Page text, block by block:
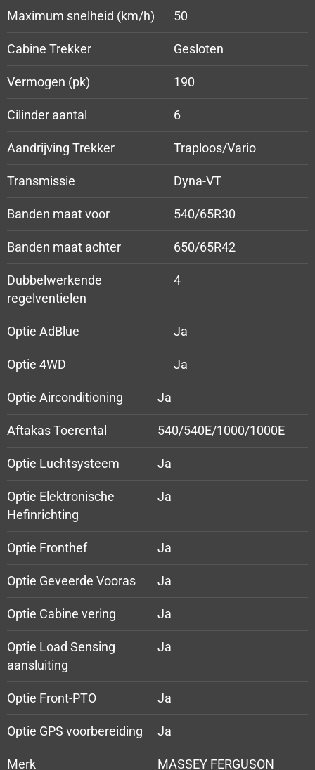
Maximum snelheid (km/h) 50
Cabine Trekker Gesloten
Vermogen (pk) 190
Cilinder aantal 6
Aandrijving Trekker Traploos/Vario
Transmissie Dyna-VT
Banden maat voor 540/65R30
Banden maat achter 650/65R42
Dubbelwerkende
regelventielen
4
Optie AdBlue Ja
Optie 4WD Ja
Optie Airconditioning Ja
Aftakas Toerental 540/540E/1000/1000E
Optie Luchtsysteem Ja
Optie Elektronische
Hefinrichting
Ja
Optie Fronthef Ja
Optie Geveerde Vooras Ja
Optie Cabine vering Ja
Optie Load Sensing
aansluiting
Ja
Optie Front-PTO Ja
Optie GPS voorbereiding Ja
Merk MASSEY FERGUSON